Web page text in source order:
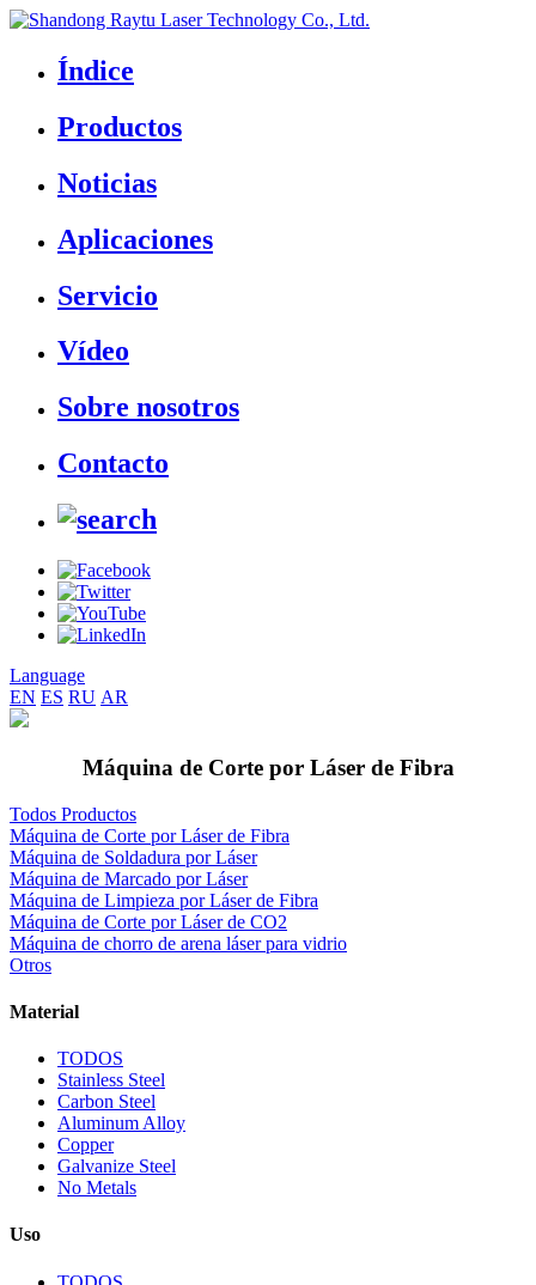
Índice
Productos
Noticias
Aplicaciones
Servicio
Vídeo
Sobre nosotros
Contacto
Language
EN ES RU AR
Máquina de Corte por Láser de Fibra
Todos Productos
Máquina de Corte por Láser de Fibra
Máquina de Soldadura por Láser
Máquina de Marcado por Láser
Máquina de Limpieza por Láser de Fibra
Máquina de Corte por Láser de CO2
Máquina de chorro de arena láser para vidrio
Otros
Material
TODOS
Stainless Steel
Carbon Steel
Aluminum Alloy
Copper
Galvanize Steel
No Metals
Uso